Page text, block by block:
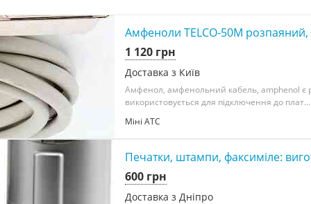
Амфеноли TELCO-50M розпаяний,
1 120 грн
Доставка з Київ
Амфенол, амфенольний кабель, amphenol є
використовується для підключення до плат...
Міні АТС
Печатки, штампи, факсиміле:
600 грн
Доставка з Дніпро